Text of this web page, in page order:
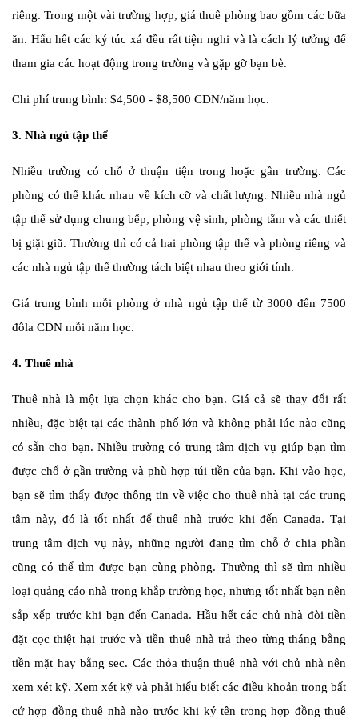
riêng. Trong một vài trường hợp, giá thuê phòng bao gồm các bữa
ăn. Hẩu hết các ký túc xá đều rất tiện nghi và là cách lý tưởng để
tham gia các hoạt động trong trường và gặp gỡ bạn bè.
Chi phí trung bình: $4,500 - $8,500 CDN/năm học.
3. Nhà ngủ tập thể
Nhiều trường có chỗ ở thuận tiện trong hoặc gần trường. Các
phòng có thể khác nhau về kích cỡ và chất lượng. Nhiều nhà ngủ
tập thể sử dụng chung bếp, phòng vệ sinh, phòng tắm và các thiết
bị giặt giũ. Thường thì có cả hai phòng tập thể và phòng riêng và
các nhà ngủ tập thể thường tách biệt nhau theo giới tính.
Giá trung bình mỗi phòng ở nhà ngủ tập thể từ 3000 đến 7500
đôla CDN mỗi năm học.
4. Thuê nhà
Thuê nhà là một lựa chọn khác cho bạn. Giá cả sẽ thay đổi rất
nhiều, đặc biệt tại các thành phố lớn và không phải lúc nào cũng
có sẵn cho bạn. Nhiều trường có trung tâm dịch vụ giúp bạn tìm
được chổ ở gần trường và phù hợp túi tiền của bạn. Khi vào học,
bạn sẽ tìm thấy được thông tin về việc cho thuê nhà tại các trung
tâm này, đó là tốt nhất để thuê nhà trước khi đếnCanada. Tại
trung tâm dịch vụ này, những người đang tìm chỗ ở chia phần
cũng có thể tìm được bạn cùng phòng. Thường thì sẽ tìm nhiều
loại quảng cáo nhà trong khắp trường học, nhưng tốt nhất bạn nên
sắp xếp trước khi bạn đến Canada. Hầu hết các chủ nhà đòi tiền
đặt cọc thiệt hại trước và tiền thuê nhà trả theo từng tháng bằng
tiền mặt hay bằng sec. Các thỏa thuận thuê nhà với chủ nhà nên
xem xét kỹ. Xem xét kỹ và phải hiểu biết các điều khoản trong bất
cứ hợp đồng thuê nhà nào trước khi ký tên trong hợp đồng thuê